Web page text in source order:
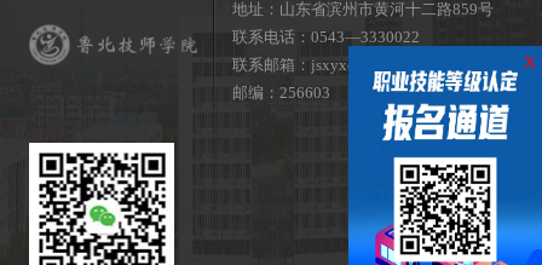
x
地址：山东省滨州市黄河十二路859号
联系电话：0543—3330022
联系邮箱：jsxyxcb@126.com
邮编：256603